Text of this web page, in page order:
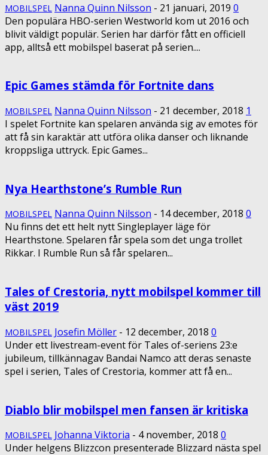
MOBILSPEL Nanna Quinn Nilsson - 21 januari, 2019 0
Den populära HBO-serien Westworld kom ut 2016 och
blivit väldigt populär. Serien har därför fått en officiell
app, alltså ett mobilspel baserat på serien....
Epic Games stämda för Fortnite dans
MOBILSPEL Nanna Quinn Nilsson - 21 december, 2018 1
I spelet Fortnite kan spelaren använda sig av emotes för
att få sin karaktär att utföra olika danser och liknande
kroppsliga uttryck. Epic Games...
Nya Hearthstone’s Rumble Run
MOBILSPEL Nanna Quinn Nilsson - 14 december, 2018 0
Nu finns det ett helt nytt Singleplayer läge för
Hearthstone. Spelaren får spela som det unga trollet
Rikkar. I Rumble Run så får spelaren...
Tales of Crestoria, nytt mobilspel kommer till
väst 2019
MOBILSPEL Josefin Möller - 12 december, 2018 0
Under ett livestream-event för Tales of-seriens 23:e
jubileum, tillkännagav Bandai Namco att deras senaste
spel i serien, Tales of Crestoria, kommer att få en...
Diablo blir mobilspel men fansen är kritiska
MOBILSPEL Johanna Viktoria - 4 november, 2018 0
Under helgens Blizzcon presenterade Blizzard nästa spel